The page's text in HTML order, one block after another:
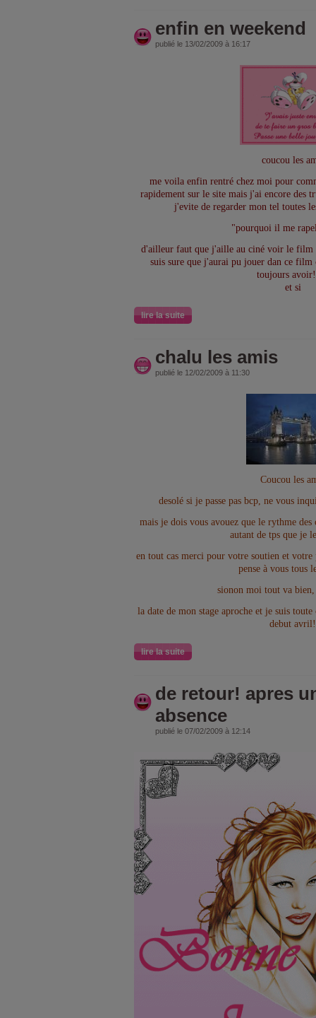
enfin en weekend
publié le 13/02/2009 à 16:17
coucou les
me voila enfin rentré chez moi pour
rapidement sur le site mais j'ai encore des
j'evite de regarder mon tel toutes
"pourquoi il me
d'ailleur faut que j'aille au ciné voir le film
suis sure que j'aurai pu jouer dan ce
toujours
et si
lire la suite
chalu les amis
publié le 12/02/2009 à 11:30
Coucou les
desolé si je passe pas bcp, ne vous
mais je dois vous avouez que le rythme des
autant de tps que je
en tout cas merci pour votre soutien et votre
pense à vous tous
sionon moi tout va
la date de mon stage aproche et je suis
debut avril!
lire la suite
de retour! apres
absence
publié le 07/02/2009 à 12:14